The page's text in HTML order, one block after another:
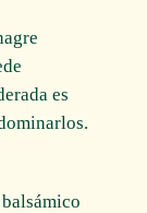
es